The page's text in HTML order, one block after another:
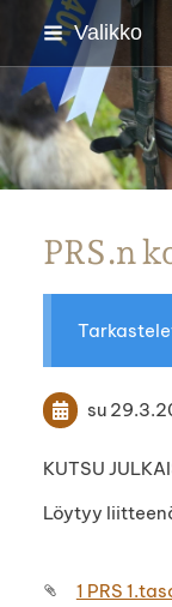
Siirry
sivun
sisältöön
Valikko
PRS.n
su
KUTSU
Löytyy
1 PRS